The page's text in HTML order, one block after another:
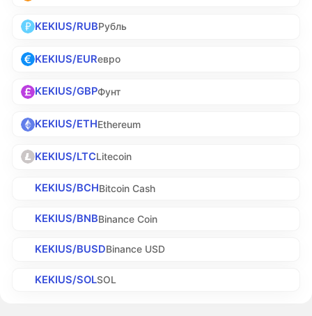
KEKIUS/RUBРубль
KEKIUS/EURевро
KEKIUS/GBPФунт
KEKIUS/ETHEthereum
KEKIUS/LTCLitecoin
KEKIUS/BCHBitcoin Cash
KEKIUS/BNBBinance Coin
KEKIUS/BUSDBinance USD
KEKIUS/SOLSOL